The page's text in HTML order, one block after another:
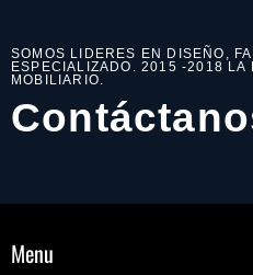
SOMOS LIDERES EN DISEÑO,
ESPECIALIZADO. 2015 -2018 LA
MOBILIARIO.
Menu